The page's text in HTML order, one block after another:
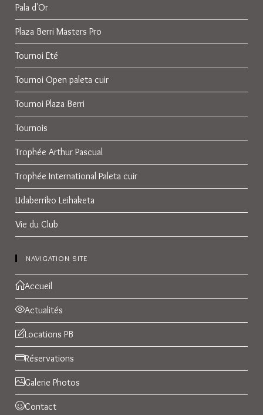
Pala d'Or
Plaza Berri Masters Pro
Tournoi Eté
Tournoi Open paleta cuir
Tournoi Plaza Berri
Tournois
Trophée Arthur Pascual
Trophée International Paleta cuir
Udaberriko Leihaketa
Vie du Club
NAVIGATION SITE
Accueil
Actualités
Locations PB
Réservations
Galerie Photos
Contact